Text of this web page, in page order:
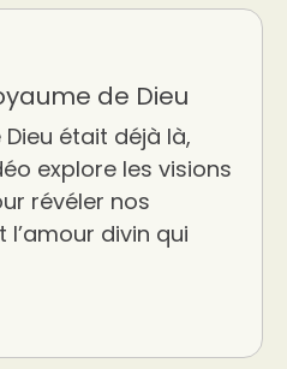
de Dieu
était déjà là,
explore les visions
révéler nos
divin qui